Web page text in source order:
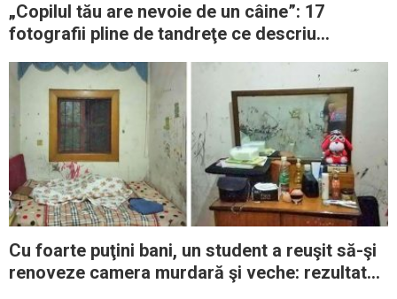
„Copilul tău are nevoie de un câine”: 17
fotografii pline de tandreţe ce descriu
Cu foarte puţini bani, un student a reuşit să-şi
renoveze camera murdară şi veche: rezultatul